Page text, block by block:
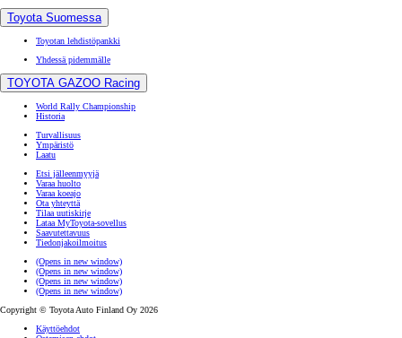
Toyota Suomessa
Toyotan lehdistöpankki
Yhdessä pidemmälle
TOYOTA GAZOO Racing
World Rally Championship
Historia
Turvallisuus
Ympäristö
Laatu
Etsi jälleenmyyjä
Varaa huolto
Varaa koeajo
Ota yhteyttä
Tilaa uutiskirje
Lataa MyToyota-sovellus
Saavutettavuus
Tiedonjakoilmoitus
(Opens in new window)
(Opens in new window)
(Opens in new window)
(Opens in new window)
Copyright © Toyota Auto Finland Oy 2026
Käyttöehdot